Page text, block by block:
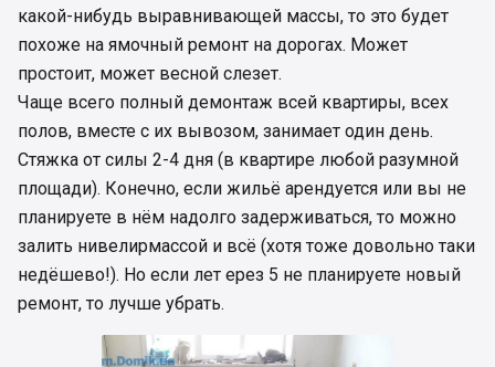
какой-нибудь выравнивающей массы, то это будет
похоже на ямочный ремонт на дорогах. Может
простоит, может весной слезет.
Чаще всего полный демонтаж всей квартиры, всех
полов, вместе с их вывозом, занимает один день.
Стяжка от силы 2-4 дня (в квартире любой разумной
площади). Конечно, если жильё арендуется или вы не
планируете в нём надолго задерживаться, то можно
залить нивелирмассой и всё (хотя тоже довольно таки
недёшево!). Но если лет ерез 5 не планируете новый
ремонт, то лучше убрать.